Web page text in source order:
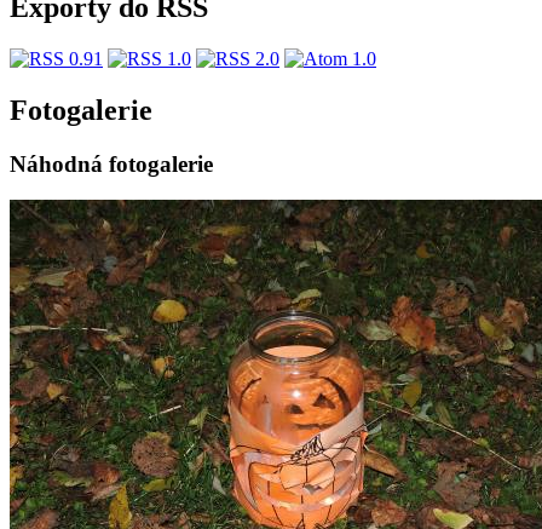
Exporty do RSS
Fotogalerie
Náhodná fotogalerie